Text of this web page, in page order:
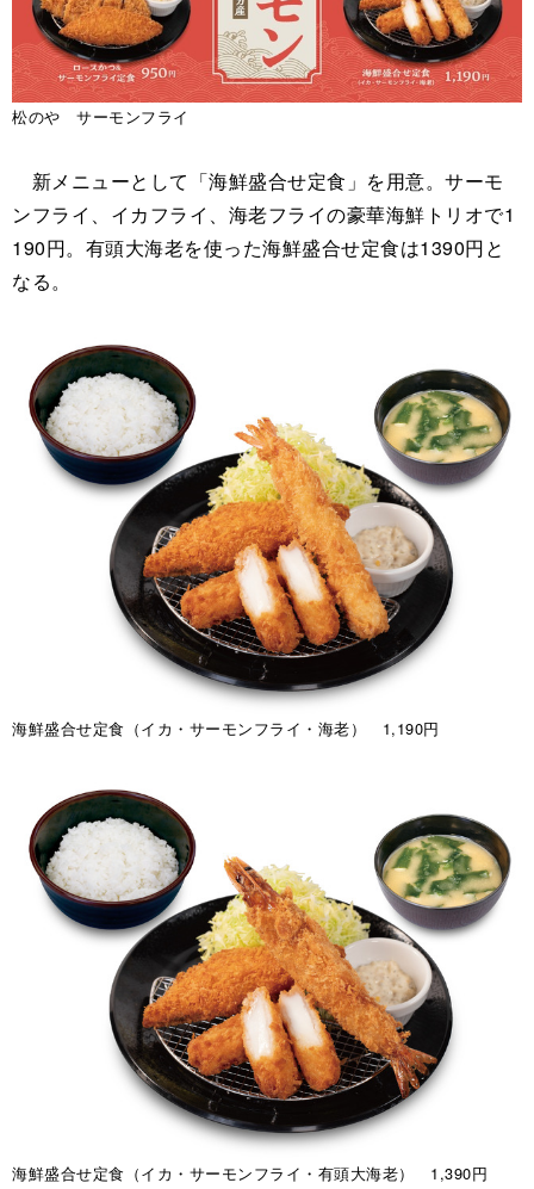
松のや サーモンフライ
新メニューとして「海鮮盛合せ定食」を用意。サーモ
ンフライ、イカフライ、海老フライの豪華海鮮トリオで1
190円。有頭大海老を使った海鮮盛合せ定食は1390円と
なる。
海鮮盛合せ定食（イカ・サーモンフライ・海老） 1,190円
海鮮盛合せ定食（イカ・サーモンフライ・有頭大海老） 1,390円